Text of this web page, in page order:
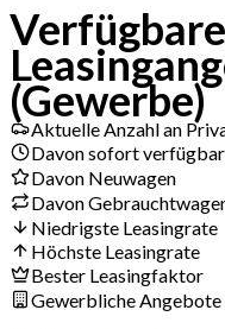
Verfügbare
(Gewerbe)
Aktuelle Anzahl an
Davon sofort verfügbar
Davon Neuwagen
Davon
Niedrigste Leasingrate
Höchste Leasingrate
Bester Leasingfaktor
Gewerbliche Angebote